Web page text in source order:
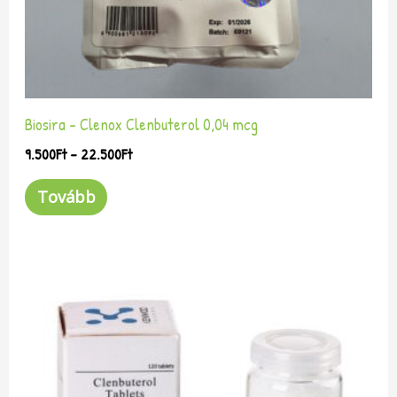
Biosira – Clenox Clenbuterol 0,04 mcg
9.500Ft – 22.500Ft
Tovább
választhatók
ki
-
22.500Ft
a
terméknek
variációja